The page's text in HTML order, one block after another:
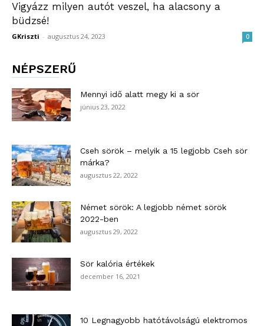
Vigyázz milyen autót veszel, ha alacsony a
büdzsé!
GKriszti - augusztus 24, 2023 0
NÉPSZERŰ
Mennyi idő alatt megy ki a sör
június 23, 2022
Cseh sörök – melyik a 15 legjobb Cseh sör
márka?
augusztus 22, 2022
Német sörök: A legjobb német sörök
2022-ben
augusztus 29, 2022
Sör kalória értékek
december 16, 2021
10 Legnagyobb hatótávolságú elektromos